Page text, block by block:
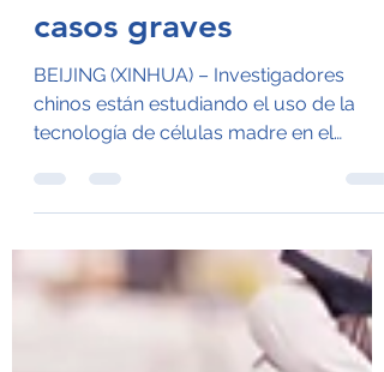
Madre para tratar
casos graves
BEIJING (XINHUA) – Investigadores
chinos están estudiando el uso de la
tecnología de células madre en el